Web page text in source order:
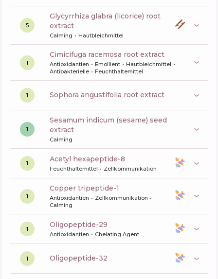
5
glycyrrhiza glabra (licorice) root
extract
Calming Hautbleichmittel
1
cimicifuga racemosa root extract
Antioxidantien Emollient
Hautbleichmittel
Antibakterielle
Feuchthaltemittel
1 sophora angustifolia root extract
1
sesamum indicum (sesame) seed
extract
Calming
1 acetyl hexapeptide-8
Feuchthaltemittel Zellkommunikation
1
copper tripeptide-1
Antioxidantien
Zellkommunikation
Calming
1 oligopeptide-29
Antioxidantien Chelating Agent
1 oligopeptide-32